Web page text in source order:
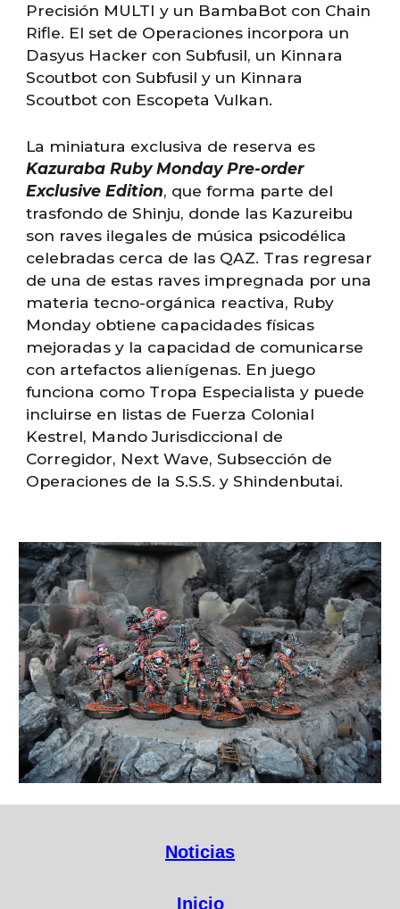
Precisión MULTI y un BambaBot con Chain
Rifle. El set de Operaciones incorpora un
Dasyus Hacker con Subfusil, un Kinnara
Scoutbot con Subfusil y un Kinnara
Scoutbot con Escopeta Vulkan.
La miniatura exclusiva de reserva es
Kazuraba Ruby Monday Pre-order
Exclusive Edition, que forma parte del
trasfondo de Shinju, donde las Kazureibu
son raves ilegales de música psicodélica
celebradas cerca de las QAZ. Tras regresar
de una de estas raves impregnada por una
materia tecno-orgánica reactiva, Ruby
Monday obtiene capacidades físicas
mejoradas y la capacidad de comunicarse
con artefactos alienígenas. En juego
funciona como Tropa Especialista y puede
incluirse en listas de Fuerza Colonial
Kestrel, Mando Jurisdiccional de
Corregidor, Next Wave, Subsección de
Operaciones de la S.S.S. y Shindenbutai.
Noticias
Inicio